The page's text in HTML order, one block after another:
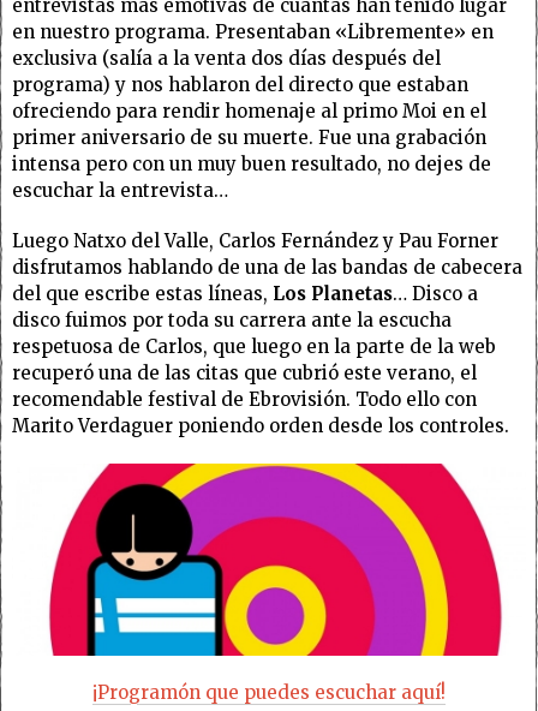
entrevistas más emotivas de cuantas han tenido lugar
en nuestro programa. Presentaban «Libremente» en
exclusiva (salía a la venta dos días después del
programa) y nos hablaron del directo que estaban
ofreciendo para rendir homenaje al primo Moi en el
primer aniversario de su muerte. Fue una grabación
intensa pero con un muy buen resultado, no dejes de
escuchar la entrevista…
Luego Natxo del Valle, Carlos Fernández y Pau Forner
disfrutamos hablando de una de las bandas de cabecera
del que escribe estas líneas, Los Planetas… Disco a
disco fuimos por toda su carrera ante la escucha
respetuosa de Carlos, que luego en la parte de la web
recuperó una de las citas que cubrió este verano, el
recomendable festival de Ebrovisión. Todo ello con
Marito Verdaguer poniendo orden desde los controles.
¡Programón que puedes escuchar aquí!